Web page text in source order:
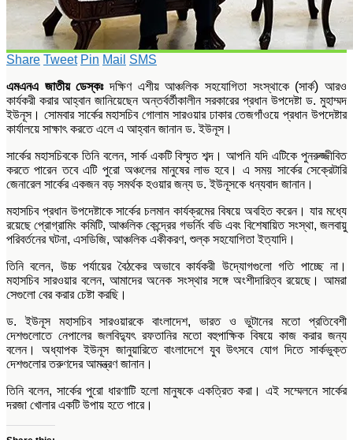
Share Tweet Pin Mail SMS
এমএনএ জাতীয় ডেস্কঃদক্ষিণ এশীয় আঞ্চলিক সহযোগিতা সংস্থাকে (সার্ক) আরও
কার্যকরী করার আহ্বান জানিয়েছেন অন্তর্বর্তীকালীন সরকারের প্রধান উপদেষ্টা ড. মুহাম্মদ
ইউনূস। সোমবার সার্কের মহাসচিব গোলাম সারওয়ার ঢাকার তেজগাঁওয়ে প্রধান উপদেষ্টার
কার্যালয়ে সাক্ষাৎ করতে এলে এ আহ্বান জানান ড. ইউনূস।
সার্কের মহাসচিবকে তিনি বলেন, সার্ক একটি বিস্মৃত শব্দ। আপনি যদি এটিকে পুনরুজ্জীবিত
করতে পারেন তবে এটি পুরো অঞ্চলের মানুষের লাভ হবে। এ সময় সার্কের সেক্রেটারি
জেনারেল সার্কের একজন বড় সমর্থক হওয়ার জন্য ড. ইউনূসকে ধন্যবাদ জানান।
মহাসচিব প্রধান উপদেষ্টাকে সার্কের চলমান কার্যক্রমের বিষয়ে অবহিত করেন। যার মধ্যে
রয়েছে প্রোগ্রামিং কমিটি, আঞ্চলিক কেন্দ্রের গভর্নিং বডি এবং বিশেষায়িত সংস্থা, জলবায়ু
পরিবর্তনের ঘটনা, এসডিজি, আঞ্চলিক একীকরণ, শুল্ক সহযোগিতা ইত্যাদি।
তিনি বলেন, উচ্চ পর্যায়ের বৈঠকের অভাবে কার্যকরী উদ্যোগগুলো গতি পাচ্ছে না।
মহাসচিব সারওয়ার বলেন, আমাদের অনেক সংস্থার সঙ্গে অংশীদারিত্ব রয়েছে। আমরা
সেগুলো বের করার চেষ্টা করছি।
ড. ইউনূস মহাসচিব সারওয়ারকে বাংলাদেশ, ভারত ও ভুটানের মতো প্রতিবেশী
দেশগুলোতে নেপালের জলবিদ্যুৎ রফতানির মতো বহুপাক্ষিক বিষয়ে কাজ করার জন্য
বলেন। অধ্যাপক ইউনূস জানুয়ারিতে বাংলাদেশে যুব উৎসবে যোগ দিতে সার্কভুক্ত
দেশগুলোর তরুণদের আমন্ত্রণ জানান।
তিনি বলেন, সার্কের পুরো ধারণাটি হলো মানুষকে একত্রিত করা। এই সম্মেলনে সার্কের
দরজা খোলার একটি উপায় হতে পারে।